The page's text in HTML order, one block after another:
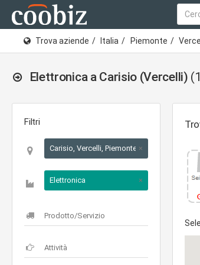
Trova aziende Italia Piemonte
Elettronica a Carisio (Vercelli)
Filtri
Carisio, Vercelli, Piemonte ×
Elettronica ×